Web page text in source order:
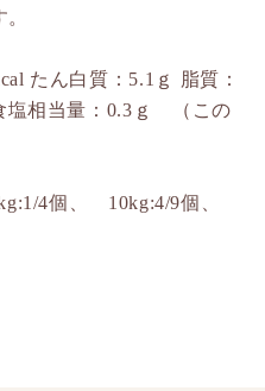
たん白質：5.1ｇ 脂質：
塩相当量：0.3ｇ （この
4個、 10kg:4/9個、